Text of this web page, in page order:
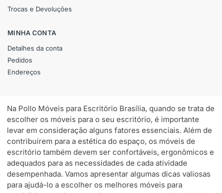
Trocas e Devoluções
MINHA CONTA
Detalhes da conta
Pedidos
Endereços
Na Pollo Móveis para Escritório Brasília, quando se trata de
escolher os móveis para o seu escritório, é importante
levar em consideração alguns fatores essenciais. Além de
contribuírem para a estética do espaço, os móveis de
escritório também devem ser confortáveis, ergonômicos e
adequados para as necessidades de cada atividade
desempenhada. Vamos apresentar algumas dicas valiosas
para ajudá-lo a escolher os melhores móveis para